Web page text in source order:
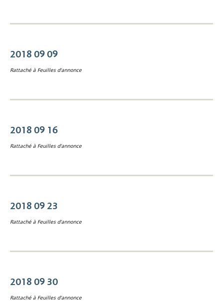
2018 09 09
Rattaché à Feuilles d'annonce
2018 09 16
Rattaché à Feuilles d'annonce
2018 09 23
Rattaché à Feuilles d'annonce
2018 09 30
Rattaché à Feuilles d'annonce